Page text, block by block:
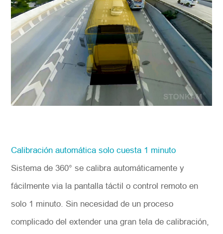
Calibración automática solo cuesta 1 minuto
Sistema de 360° se calibra automáticamente y
fácilmente via la pantalla táctil o control remoto en
solo 1 minuto. Sin necesidad de un proceso
complicado del extender una gran tela de calibración,